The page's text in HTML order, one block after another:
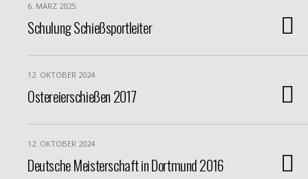
6. MÄRZ 2025
Schulung Schießsportleiter
12. OKTOBER 2024
Ostereierschießen 2017
12. OKTOBER 2024
Deutsche Meisterschaft in Dortmund 2016